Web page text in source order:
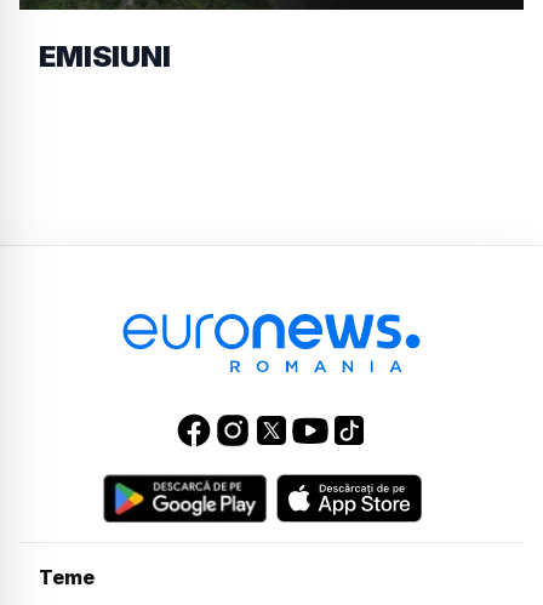
EMISIUNI
Teme